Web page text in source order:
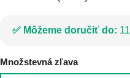
Môžeme doručiť do:
Množstevná zľava